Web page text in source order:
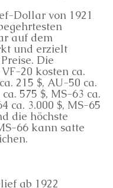
Dollar von 1921
auf dem
und erzielt
Die
20 kosten ca.
215 $, AU-50 ca.
575 $, MS-63 ca.
ca. 3.000 $, MS-65
die höchste
66 kann satte
ab 1922